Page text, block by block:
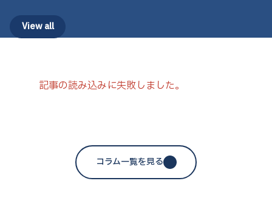
View all
記事の読み込みに失敗しました。
コラム一覧を見る